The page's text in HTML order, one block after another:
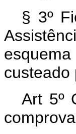
§ 3º
custeado
Art 5º